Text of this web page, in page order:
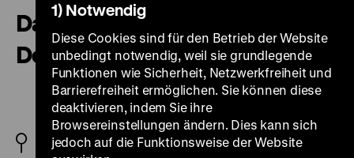
Das indische Grabmal - Teil 2:
Der Tiger von Eschnapur
D 1921
1) Notwendig
Diese Cookies sind für den Betrieb der Website
unbedingt notwendig, weil sie grundlegende
Funktionen wie Sicherheit, Netzwerkfreiheit und
Barrierefreiheit ermöglichen. Sie können diese
deaktivieren, indem Sie ihre
Browsereinstellungen ändern. Dies kann sich
jedoch auf die Funktionsweise der Website